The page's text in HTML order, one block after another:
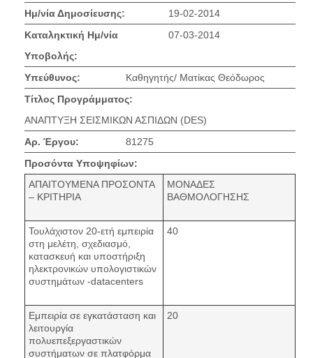
Ημ/νία Δημοσίευσης:
19-02-2014
Καταληκτική Ημ/νία
Υποβολής:
07-03-2014
Υπεύθυνος:
Καθηγητής/ Ματίκας Θεόδωρος
Τίτλος Προγράμματος:
ΑΝΑΠΤΥΞΗ ΣΕΙΣΜΙΚΩΝ ΑΣΠΙΔΩΝ (DES)
Αρ. Έργου:
81275
Προσόντα Υποψηφίων:
ΑΠΑΙΤΟΥΜΕΝΑ ΠΡΟΣΟΝΤΑ
– ΚΡΙΤΗΡΙΑ
ΜΟΝΑΔΕΣ
ΒΑΘΜΟΛΟΓΗΣΗΣ
Τουλάχιστον 20-ετή εμπειρία
στη μελέτη, σχεδιασμό,
κατασκευή και υποστήριξη
ηλεκτρονικών υπολογιστικών
συστημάτων -datacenters
40
Εμπειρία σε εγκατάσταση και
λειτουργία
πολυεπεξεργαστικών
συστήματων σε πλατφόρμα
20